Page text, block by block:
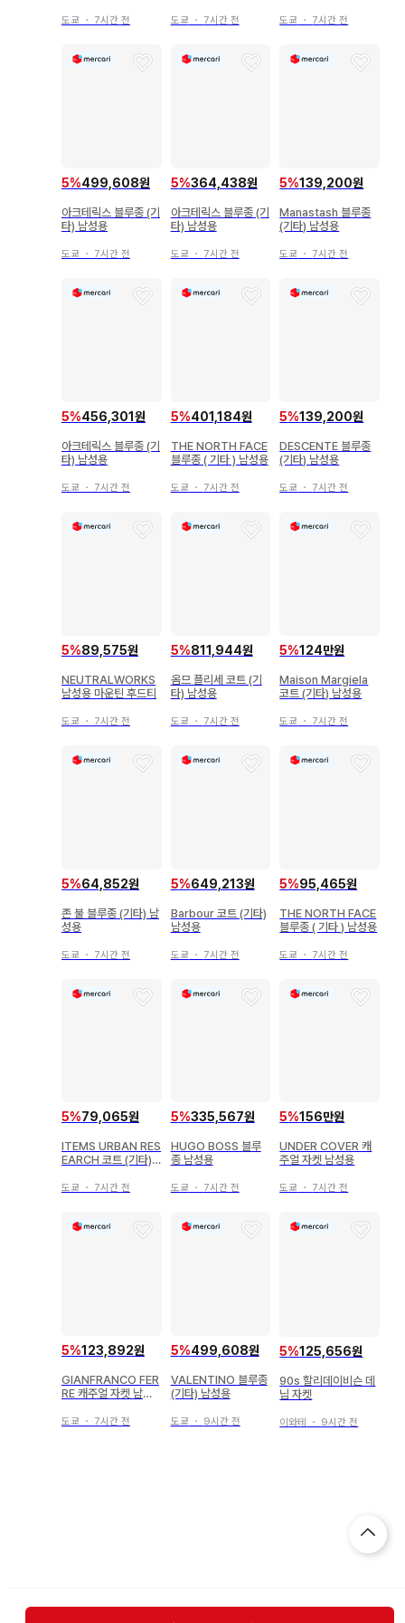
도쿄 ・ 7시간 전 도쿄 ・ 7시간 전 도쿄 ・ 7시간 전
5%499,608원
아크테릭스 블루종 (기
타) 남성용
도쿄 ・ 7시간 전
5%364,438원
아크테릭스 블루종 (기
타) 남성용
도쿄 ・ 7시간 전
5%139,200원
Manastash 블루종
(기타) 남성용
도쿄 ・ 7시간 전
5%456,301원
아크테릭스 블루종 (기
타) 남성용
도쿄 ・ 7시간 전
5%401,184원
THE NORTH FACE
블루종 ( 기타 ) 남성용
도쿄 ・ 7시간 전
5%139,200원
DESCENTE 블루종
(기타) 남성용
도쿄 ・ 7시간 전
5%89,575원
NEUTRALWORKS
남성용 마운틴 후드티
도쿄 ・ 7시간 전
5%811,944원
옴므 플리세 코트 (기
타) 남성용
도쿄 ・ 7시간 전
5%124만원
Maison Margiela
코트 (기타) 남성용
도쿄 ・ 7시간 전
5%64,852원
존 불 블루종 (기타) 남
성용
도쿄 ・ 7시간 전
5%649,213원
Barbour 코트 (기타)
남성용
도쿄 ・ 7시간 전
5%95,465원
THE NORTH FACE
블루종 ( 기타 ) 남성용
도쿄 ・ 7시간 전
5%79,065원
ITEMS URBAN RES
EARCH 코트 (기타)
도쿄 ・ 7시간 전
5%335,567원
HUGO BOSS 블루
종 남성용
도쿄 ・ 7시간 전
5%156만원
UNDER COVER 캐
주얼 자켓 남성용
도쿄 ・ 7시간 전
5%123,892원
GIANFRANCO FER
RE 캐주얼 자켓 남성
도쿄 ・ 7시간 전
5%499,608원
VALENTINO 블루종
(기타) 남성용
도쿄 ・ 9시간 전
5%125,656원
90s 할리데이비슨 데
님 자켓
이와테 ・ 9시간 전